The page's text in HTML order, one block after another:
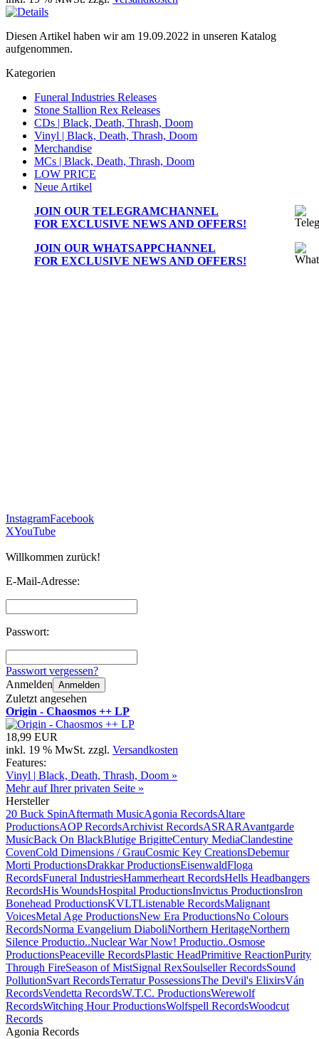
Diesen Artikel haben wir am 19.09.2022 in unseren Katalog
aufgenommen.
Kategorien
Funeral Industries Releases
Stone Stallion Rex Releases
CDs | Black, Death, Thrash, Doom
Vinyl | Black, Death, Thrash, Doom
Merchandise
MCs | Black, Death, Thrash, Doom
LOW PRICE
Neue Artikel
JOIN OUR TELEGRAMCHANNEL
FOR EXCLUSIVE NEWS AND OFFERS!
JOIN OUR WHATSAPPCHANNEL
FOR EXCLUSIVE NEWS AND OFFERS!
InstagramFacebook
XYouTube
Willkommen zurück!
E-Mail-Adresse:
Passwort:
Passwort vergessen?
Anmelden Anmelden
Zuletzt angesehen
Origin - Chaosmos ++ LP
18,99 EUR
inkl. 19 % MwSt. zzgl. Versandkosten
Features:
Vinyl | Black, Death, Thrash, Doom »
Mehr auf Ihrer privaten Seite »
Hersteller
20 Buck SpinAftermath MusicAgonia RecordsAltare
ProductionsAOP RecordsArchivist RecordsASRARAvantgarde
MusicBack On BlackBlutige BrigitteCentury MediaClandestine
CovenCold Dimensions / GrauCosmic Key CreationsDebemur
Morti ProductionsDrakkar ProductionsEisenwaldFloga
RecordsFuneral IndustriesHammerheart RecordsHells Headbangers
RecordsHis WoundsHospital ProductionsInvictus ProductionsIron
Bonehead ProductionsKVLTListenable RecordsMalignant
VoicesMetal Age ProductionsNew Era ProductionsNo Colours
RecordsNorma Evangelium DiaboliNorthern HeritageNorthern
Silence Productio..Nuclear War Now! Productio..Osmose
ProductionsPeaceville RecordsPlastic HeadPrimitive ReactionPurity
Through FireSeason of MistSignal RexSoulseller RecordsSound
PollutionSvart RecordsTerratur PossessionsThe Devil's ElixirsVán
RecordsVendetta RecordsW.T.C. ProductionsWerewolf
RecordsWitching Hour ProductionsWolfspell RecordsWoodcut
Records
Agonia Records